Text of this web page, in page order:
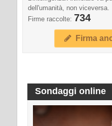
dell'umanità, non viceversa.
Firme raccolte: 734
Firma
Sondaggi online